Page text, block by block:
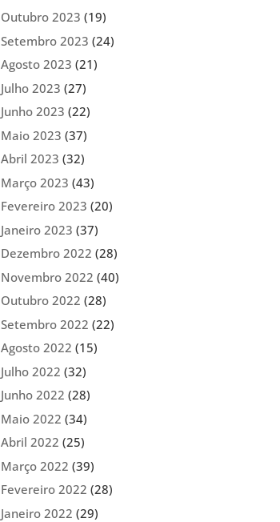
Outubro 2023 (19)
Setembro 2023 (24)
Agosto 2023 (21)
Julho 2023 (27)
Junho 2023 (22)
Maio 2023 (37)
Abril 2023 (32)
Março 2023 (43)
Fevereiro 2023 (20)
Janeiro 2023 (37)
Dezembro 2022 (28)
Novembro 2022 (40)
Outubro 2022 (28)
Setembro 2022 (22)
Agosto 2022 (15)
Julho 2022 (32)
Junho 2022 (28)
Maio 2022 (34)
Abril 2022 (25)
Março 2022 (39)
Fevereiro 2022 (28)
Janeiro 2022 (29)